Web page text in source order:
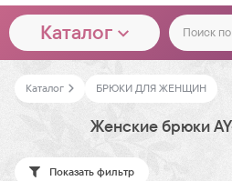
Каталог
Каталог БРЮКИ ДЛЯ ЖЕНЩИН
Женские брюки
Показать фильтр